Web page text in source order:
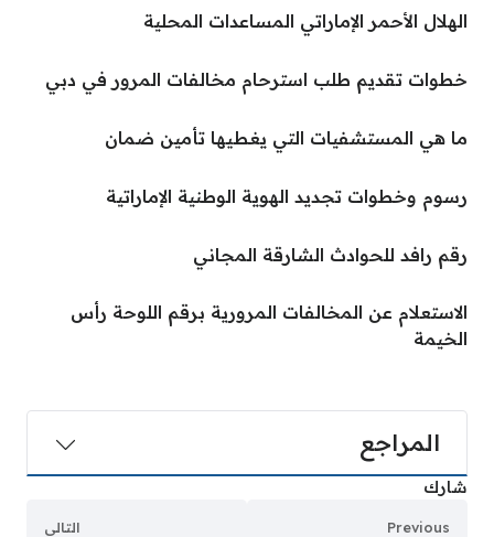
الهلال الأحمر الإماراتي المساعدات المحلية
خطوات تقديم طلب استرحام مخالفات المرور في دبي
ما هي المستشفيات التي يغطيها تأمين ضمان
رسوم وخطوات تجديد الهوية الوطنية الإماراتية
رقم رافد للحوادث الشارقة المجاني
الاستعلام عن المخالفات المرورية برقم اللوحة رأس
الخيمة
المراجع
شارك
Previous التالي